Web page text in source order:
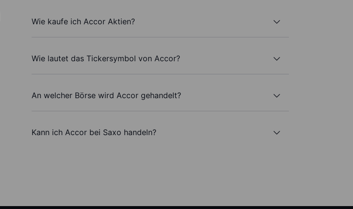
Wie kaufe ich Accor Aktien?
Wie lautet das Tickersymbol von Accor?
An welcher Börse wird Accor gehandelt?
Kann ich Accor bei Saxo handeln?